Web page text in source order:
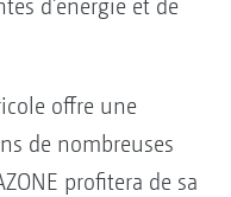
d'énergie et de
offre une
de nombreuses
profitera de sa